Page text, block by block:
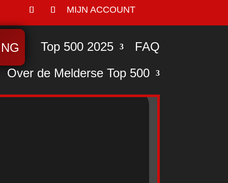
MIJN ACCOUNT
Top 500 2025
FAQ
Over de Melderse Top 500